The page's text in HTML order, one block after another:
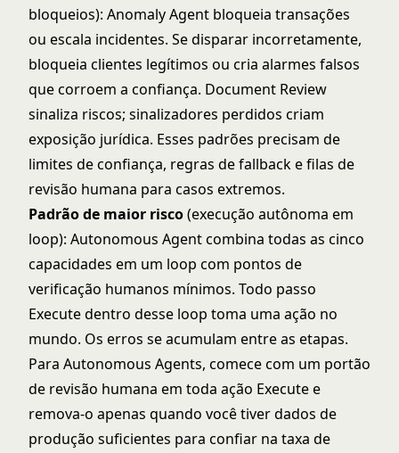
bloqueios): Anomaly Agent bloqueia transações
ou escala incidentes. Se disparar incorretamente,
bloqueia clientes legítimos ou cria alarmes falsos
que corroem a confiança. Document Review
sinaliza riscos; sinalizadores perdidos criam
exposição jurídica. Esses padrões precisam de
limites de confiança, regras de fallback e filas de
revisão humana para casos extremos.
Padrão de maior risco(execução autônoma em
loop): Autonomous Agentcombina todas as cinco
capacidades em um loop com pontos de
verificação humanos mínimos. Todo passo
Execute dentro desse loop toma uma ação no
mundo. Os erros se acumulam entre as etapas.
Para Autonomous Agents, comece com um portão
de revisão humana em toda ação Execute e
remova-o apenas quando você tiver dados de
produção suficientes para confiar na taxa de